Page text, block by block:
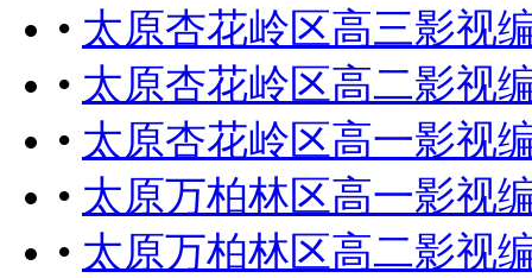
• 太原杏花岭区高三影视
• 太原杏花岭区高二影视
• 太原杏花岭区高一影视
• 太原万柏林区高一影视
• 太原万柏林区高二影视